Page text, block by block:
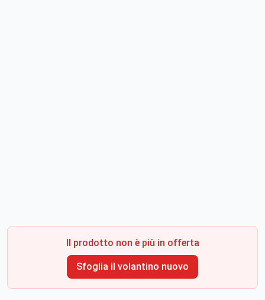
Il prodotto non è più in offerta
Sfoglia il volantino nuovo